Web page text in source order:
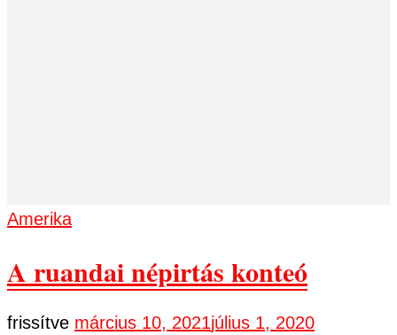
Amerika
A ruandai népirtás konteó
frissítve március 10, 2021július 1, 2020